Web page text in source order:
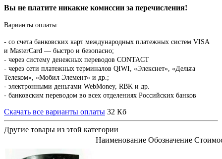
Вы не платите никакие комиссии за перечисления!
Варианты оплаты:
- со счета банковских карт международных платежных систем VISA
и MasterCard — быстро и безопасно;
- через систему денежных переводов CONTACT
- через сети платежных терминалов QIWI, «Элекснет», «Дельта
Телеком», «Мобил Элемент» и др.;
- электронными деньгами WebMoney, RBK и др.
- банковским переводом во всех отделениях Российских банков
Скачать все варианты оплаты 32 Кб
Другие товары из этой категории
Наименование Обозначение